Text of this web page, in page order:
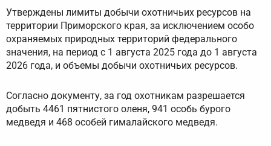
Утверждены лимиты добычи охотничьих ресурсов на
территории Приморского края, за исключением особо
охраняемых природных территорий федерального
значения, на период с 1 августа 2025 года до 1 августа
2026 года, и объемы добычи охотничьих ресурсов.
Согласно документу, за год охотникам разрешается
добыть 4461 пятнистого оленя, 941 особь бурого
медведя и 468 особей гималайского медведя.